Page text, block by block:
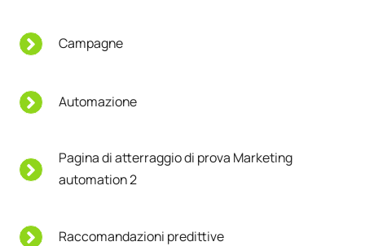
Campagne
Automazione
Pagina di atterraggio di prova Marketing
automation 2
Raccomandazioni predittive